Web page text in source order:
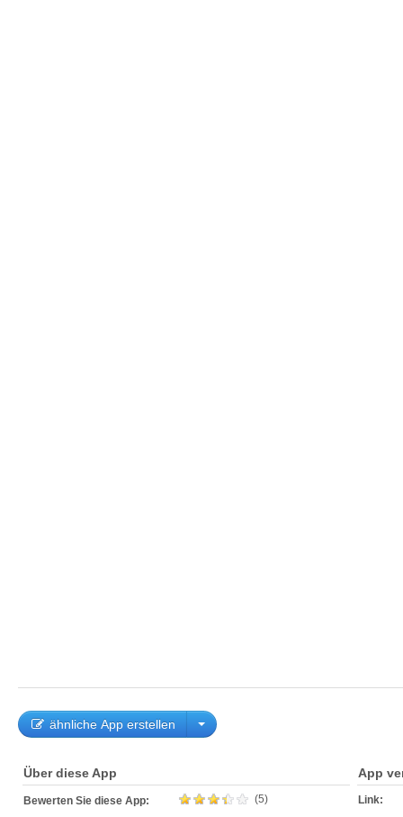
ähnliche App erstellen
Über diese App
Bewerten Sie diese App: (5)
App
Link: